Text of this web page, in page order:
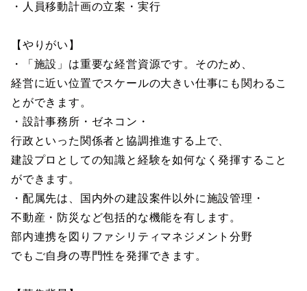
・人員移動計画の立案・実行
【やりがい】
・「施設」は重要な経営資源です。そのため、
経営に近い位置でスケールの大きい仕事にも関わるこ
とができます。
・設計事務所・ゼネコン・
行政といった関係者と協調推進する上で、
建設プロとしての知識と経験を如何なく発揮すること
ができます。
・配属先は、国内外の建設案件以外に施設管理・
不動産・防災など包括的な機能を有します。
部内連携を図りファシリティマネジメント分野
でもご自身の専門性を発揮できます。